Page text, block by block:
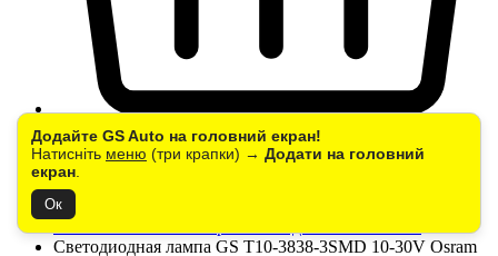
Додайте GS Auto на головний екран!
Натисніть меню (три крапки) → Додати на головний
екран
Ок
Главная
Авто свет
Указательные и сигнальные автолампы
Лампы поворотов для автомобилей
Светодиодная лампа GS T10-3838-3SMD 10-30V Osram